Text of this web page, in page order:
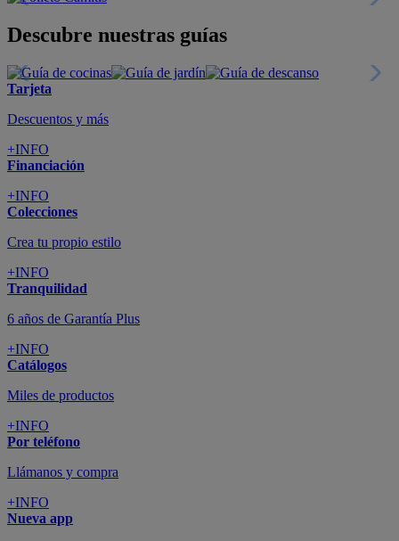
Descubre nuestras guías
Tarjeta
Descuentos y más
+INFO
Financiación
+INFO
Colecciones
Crea tu propio estilo
+INFO
Tranquilidad
6 años de Garantía Plus
+INFO
Catálogos
Miles de productos
+INFO
Por teléfono
Llámanos y compra
+INFO
Nueva app